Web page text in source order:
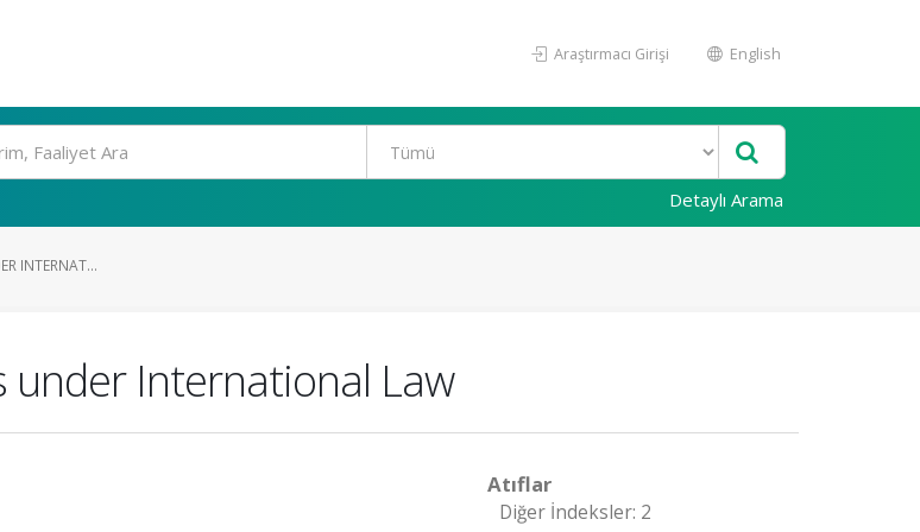
Araştırmacı Girişi English
Detaylı Arama
INTERNAT...
under International Law
Atıflar
Diğer İndeksler: 2